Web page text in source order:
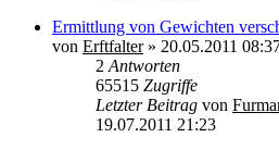
Ermittlung von Gewichten
von Erftfalter» 20.05.2011
2 Antworten
65515 Zugriffe
Letzter Beitrag von
19.07.2011 21:23